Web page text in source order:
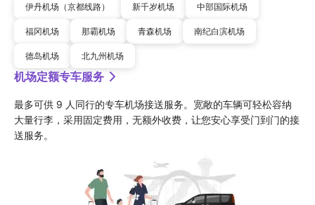
伊丹机场（京都线路） 新千岁机场 中部国际机场
福冈机场 那霸机场 青森机场 南纪白滨机场
德岛机场 北九州机场
机场定额专车服务
最多可供 9 人同行的专车机场接送服务。宽敞的车辆可轻松容纳
大量行李，采用固定费用，无额外收费，让您安心享受门到门的接
送服务。